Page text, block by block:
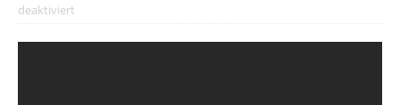
deaktiviert